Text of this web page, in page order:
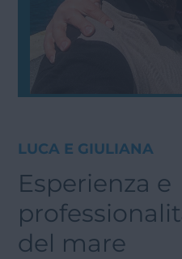
LUCA E GIULIANA
Esperienza e
del mare